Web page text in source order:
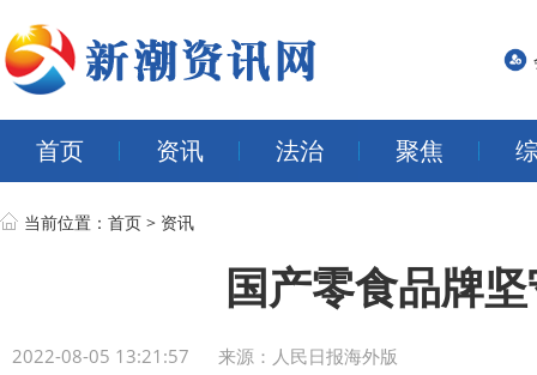
首页 资讯 法治 聚焦
当前位置： 首页 > 资讯
国产零食品牌
2022-08-05 13:21:57 来源：人民日报海外版